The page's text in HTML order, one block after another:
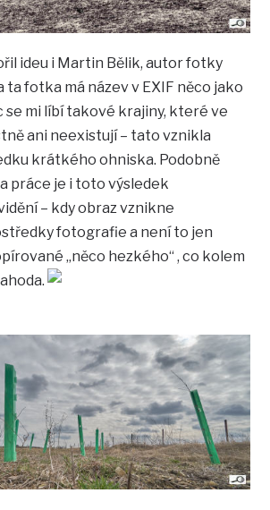
ideu i Martin Bělik, autor fotky
ta fotka má název v EXIF něco jako
se mi líbí takové krajiny, které ve
ani neexistují – tato vznikla
krátkého ohniska. Podobně
práce je i toto výsledek
– kdy obraz vznikne
fotografie a není to jen
„něco hezkého“ , co kolem